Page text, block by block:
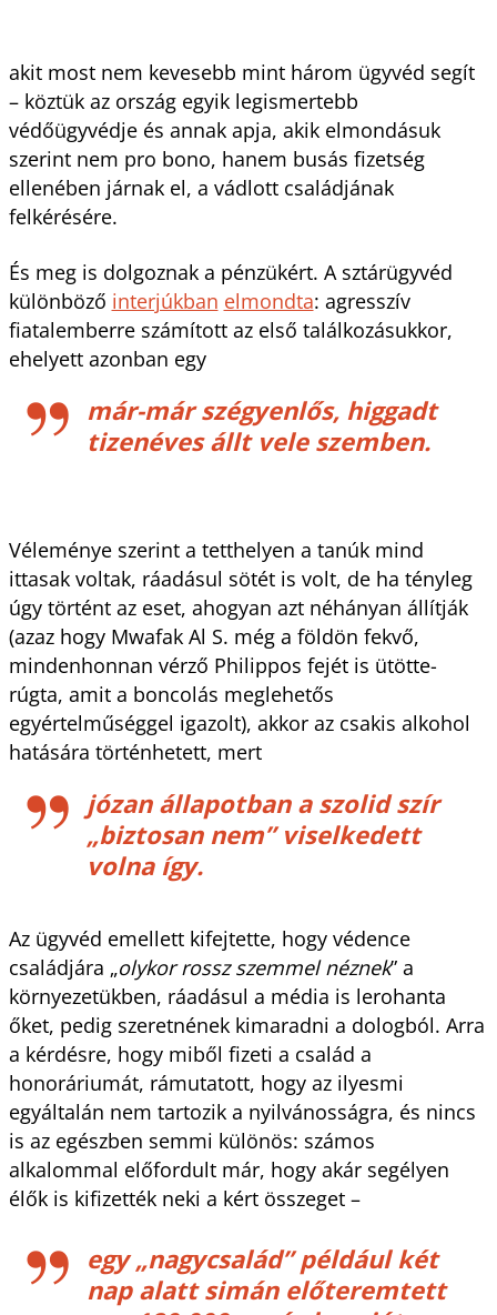
akit most nem kevesebb mint három ügyvéd segít
– köztük az ország egyik legismertebb
védőügyvédje és annak apja, akik elmondásuk
szerint nem pro bono, hanem busás fizetség
ellenében járnak el, a vádlott családjának
felkérésére.
És meg is dolgoznak a pénzükért. A sztárügyvéd
különböző interjúkban elmondta: agresszív
fiatalemberre számított az első találkozásukkor,
ehelyett azonban egy
már-már szégyenlős, higgadt
tizenéves állt vele szemben.
Véleménye szerint a tetthelyen a tanúk mind
ittasak voltak, ráadásul sötét is volt, de ha tényleg
úgy történt az eset, ahogyan azt néhányan állítják
(azaz hogy Mwafak Al S. még a földön fekvő,
mindenhonnan vérző Philippos fejét is ütötte-
rúgta, amit a boncolás meglehetős
egyértelműséggel igazolt), akkor az csakis alkohol
hatására történhetett, mert
józan állapotban a szolid szír
„biztosan nem” viselkedett
volna így.
Az ügyvéd emellett kifejtette, hogy védence
családjára „olykor rossz szemmel néznek” a
környezetükben, ráadásul a média is lerohanta
őket, pedig szeretnének kimaradni a dologból. Arra
a kérdésre, hogy miből fizeti a család a
honoráriumát, rámutatott, hogy az ilyesmi
egyáltalán nem tartozik a nyilvánosságra, és nincs
is az egészben semmi különös: számos
alkalommal előfordult már, hogy akár segélyen
élők is kifizették neki a kért összeget –
egy „nagycsalád” például két
nap alatt simán előteremtett